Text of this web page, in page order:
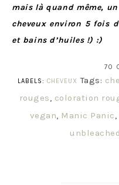
mais là quand même,
cheveux environ 5 fois
et bains d’huiles !) :)
70
LABELS: CHEVEUX Tags:
rouges, coloration
vegan, Manic Panic,